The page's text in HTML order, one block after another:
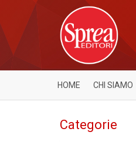
HOME CHI SIAMO
Categorie